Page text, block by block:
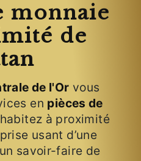
monnaie
de
de l'Or vous
en pièces de
à proximité
usant d’une
savoir-faire de